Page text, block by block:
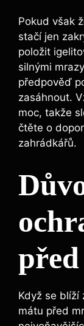
Pokud však
stačí jen
položit
silnými
předpověď
zasáhnout.
moc, takže
čtěte o
zahrádkářů.
Když se blíží
mátu před